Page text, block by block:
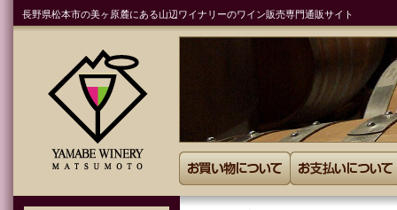
長野県松本市の美ヶ原麓にある山辺ワイナリーのワイン販売専門通販サイト